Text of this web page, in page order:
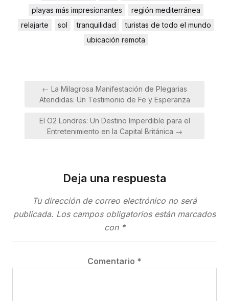
playas más impresionantes
región mediterránea
relajarte
sol tranquilidad
turistas de todo el mundo
ubicación remota
Navegación
← La Milagrosa Manifestación de Plegarias
Atendidas: Un Testimonio de Fe y Esperanza
El O2 Londres: Un Destino Imperdible para el
Entretenimiento en la Capital Británica →
Deja una respuesta
Tu dirección de correo electrónico no será
publicada. Los campos obligatorios están marcados
con *
Comentario *